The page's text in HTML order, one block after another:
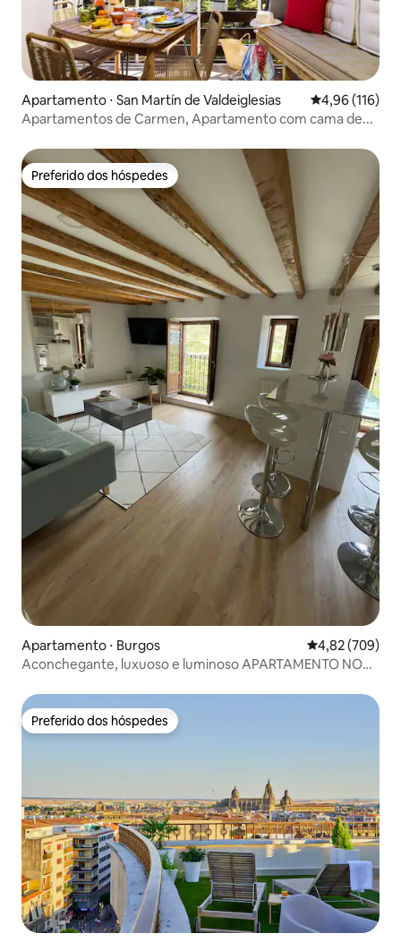
Apartamento ⋅ San Martín de Valdeiglesias 4,96 de uma
4,96 (116)
Apartamentos de Carmen, Apartamento com cama de...
Preferido dos hóspedes
Preferido dos hóspedes
Apartamento ⋅ Burgos 4,82 de uma
4,82 (709)
Aconchegante, luxuoso e luminoso APARTAMENTO NO
Preferido dos hóspedes
Preferido dos hóspedes